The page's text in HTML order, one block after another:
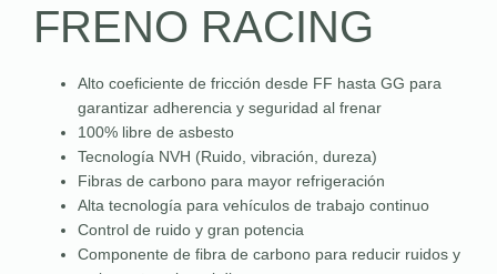
FRENO RACING
Alto coeficiente de fricción desde FF hasta GG para
garantizar adherencia y seguridad al frenar
100% libre de asbesto
Tecnología NVH (Ruido, vibración, dureza)
Fibras de carbono para mayor refrigeración
Alta tecnología para vehículos de trabajo continuo
Control de ruido y gran potencia
Componente de fibra de carbono para reducir ruidos y